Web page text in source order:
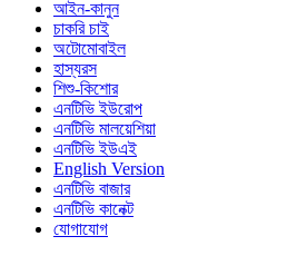
আইন-কানুন
চাকরি চাই
অটোমোবাইল
হাস্যরস
শিশু-কিশোর
এনটিভি ইউরোপ
এনটিভি মালয়েশিয়া
এনটিভি ইউএই
English Version
এনটিভি বাজার
এনটিভি কানেক্ট
যোগাযোগ